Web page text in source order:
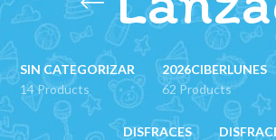
SIN CATEGORIZAR
14 Products
2026CIBERLUNES
62 Products
DISFRACES